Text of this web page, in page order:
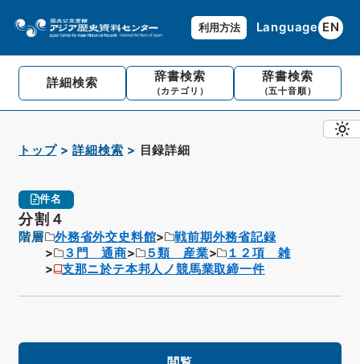
利用方法 Language EN
詳細検索 辞書検索
（カテゴリ）
辞書検索
（五十音順）
トップ 詳細検索 目録詳細
件名
分割４
階層 外務省外交史料館
戦前期外務省記録
３門 通商
５類 産業
１２項 雑
支那ニ於テ本邦人ノ競馬業取締一件